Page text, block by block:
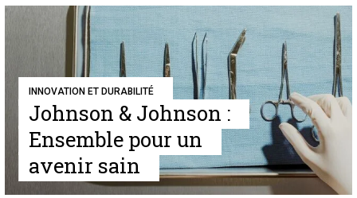
INNOVATION ET DURABILITÉ
Johnson & Johnson :
Ensemble pour un
avenir sain